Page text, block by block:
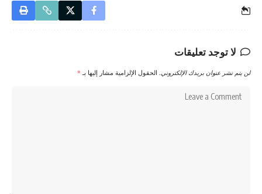
لا توجد تعليقات
لن يتم نشر عنوان بريدك الإلكتروني. الحقول الإلزامية مشار إليها بـ *